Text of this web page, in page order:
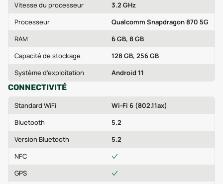
Vitesse du processeur
3.2 GHz
Processeur
Qualcomm Snapdragon 870 5G
RAM
6 GB, 8 GB
Capacité de stockage
128 GB, 256 GB
Système d'exploitation
Android 11
CONNECTIVITÉ
Standard WiFi
Wi-Fi 6 (802.11ax)
Bluetooth
5.2
Version Bluetooth
5.2
NFC
GPS